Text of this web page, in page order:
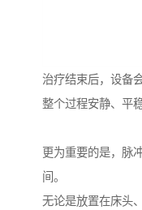
治疗结束后，设备
整个过程安静、平
更为重要的是，脉
间。
无论是放置在床头